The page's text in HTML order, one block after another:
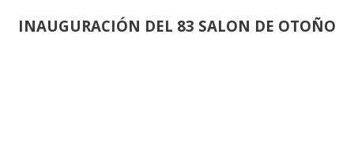
INAUGURACIÓN DEL 83 SALON DE OTOÑO